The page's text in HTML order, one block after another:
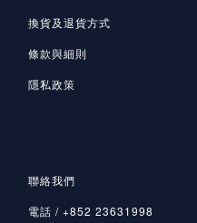
換貨及退貨方式
條款與細則
隱私政策
聯絡我們
電話 / +852 23631998